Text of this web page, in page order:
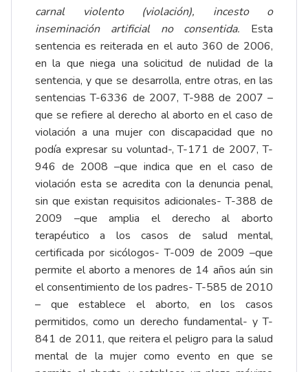
carnal violento (violación), incesto o
inseminación artificial no consentida. Esta
sentencia es reiterada en el auto 360 de 2006,
en la que niega una solicitud de nulidad de la
sentencia, y que se desarrolla, entre otras, en las
sentencias T-6336 de 2007, T-988 de 2007 –
que se refiere al derecho al aborto en el caso de
violación a una mujer con discapacidad que no
podía expresar su voluntad-, T-171 de 2007, T-
946 de 2008 –que indica que en el caso de
violación esta se acredita con la denuncia penal,
sin que existan requisitos adicionales- T-388 de
2009 –que amplia el derecho al aborto
terapéutico a los casos de salud mental,
certificada por sicólogos- T-009 de 2009 –que
permite el aborto a menores de 14 años aún sin
el consentimiento de los padres- T-585 de 2010
– que establece el aborto, en los casos
permitidos, como un derecho fundamental- y T-
841 de 2011, que reitera el peligro para la salud
mental de la mujer como evento en que se